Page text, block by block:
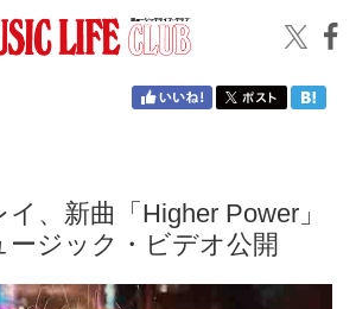
、新曲「Higher Power」
ジック・ビデオ公開